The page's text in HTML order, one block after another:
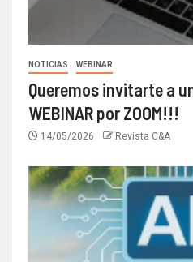
NOTICIAS WEBINAR
Queremos invitarte a
WEBINAR por ZOOM!!!
14/05/2026 Revista C&A